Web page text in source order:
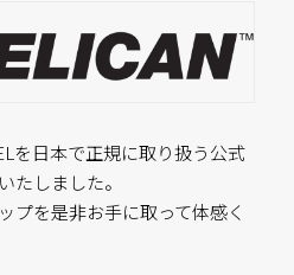
を日本で正規に取り扱う公式
たしました。
プを是非お手に取って体感く